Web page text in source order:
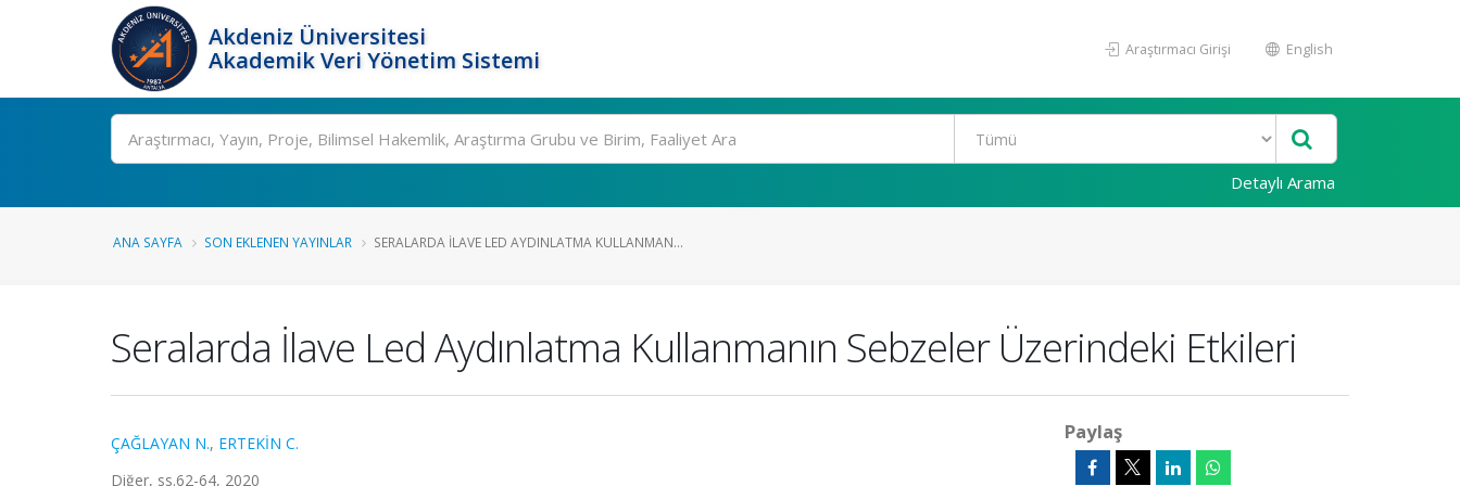
Akdeniz Üniversitesi
Akademik Veri Yönetim Sistemi
Araştırmacı Girişi English
Ara
Detaylı Arama
ANA SAYFA SON EKLENEN YAYINLAR SERALARDA İLAVE LED AYDINLATMA KULLANMAN...
Seralarda İlave Led Aydınlatma Kullanmanın Sebzeler Üzerindeki Etkileri
ÇAĞLAYAN N., ERTEKİN C.
Diğer, ss.62-64, 2020
Paylaş